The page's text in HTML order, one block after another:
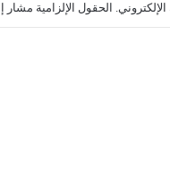
الحقول الإلزامية مشار